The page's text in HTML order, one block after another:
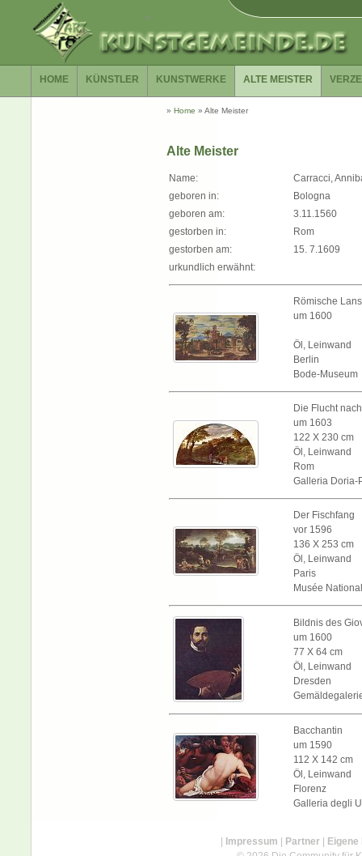
HOME KÜNSTLER KUNSTWERKE ALTE MEISTER
» Home » Alte Meister
Alte Meister
Name:
Carracci,
geboren in:
Bologna
geboren am:
3.11.1560
gestorben in:
Rom
gestorben am:
15. 7.1609
urkundlich erwähnt:
Römische
um 1600
Öl, Leinwand
Berlin
Bode-Museum
Die Flucht
um 1603
122 X 230 cm
Öl, Leinwand
Rom
Galleria Doria-
Der Fischfang
vor 1596
136 X 253 cm
Öl, Leinwand
Paris
Musée
Bildnis des
um 1600
77 X 64 cm
Öl, Leinwand
Dresden
Bacchantin
um 1590
112 X 142 cm
Öl, Leinwand
Florenz
Galleria degli
| Impressum | Partner| Eigene